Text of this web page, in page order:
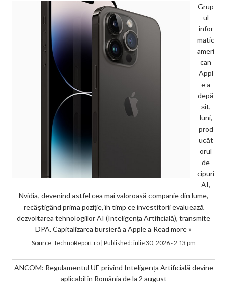
Grup
ul
infor
matic
ameri
can
Appl
e a
depă
șit,
luni,
prod
ucăt
orul
de
cipuri
AI,
Nvidia, devenind astfel cea mai valoroasă companie din lume,
recâștigând prima poziție, în timp ce investitorii evaluează
dezvoltarea tehnologiilor AI (Inteligența Artificială), transmite
DPA. Capitalizarea bursieră a Apple a Read more »
Source:TechnoReport.ro| Published:iulie 30, 2026 - 2:13 pm
ANCOM: Regulamentul UE privind Inteligența Artificială devine
aplicabil în România de la 2 august